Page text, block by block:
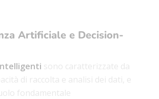
Artificiale e Decision-
sono caratterizzate da
di raccolta e analisi dei dati, e
fondamentale